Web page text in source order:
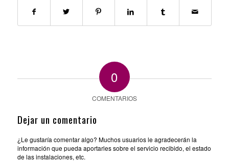
0
COMENTARIOS
Dejar un comentario
¿Le gustaría comentar algo? Muchos usuarios le agradecerán la
información que pueda aportarles sobre el servicio recibido, el estado
de las instalaciones, etc.